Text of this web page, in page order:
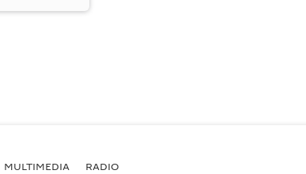
MULTIMEDIA RADIO